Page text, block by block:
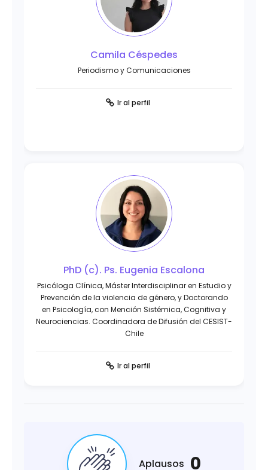
Camila Céspedes
Periodismo y Comunicaciones
Ir al perfil
PhD (c). Ps. Eugenia Escalona
Psicóloga Clínica, Máster Interdisciplinar en Estudio y
Prevención de la violencia de género, y Doctorando
en Psicología, con Mención Sistémica, Cognitiva y
Neurociencias. Coordinadora de Difusión del CESIST-
Chile
Ir al perfil
Aplausos 0